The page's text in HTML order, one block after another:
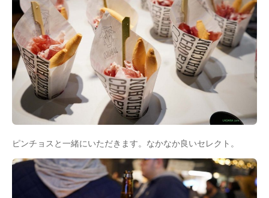
ピンチョスと一緒にいただきます。なかなか良いセレクト。